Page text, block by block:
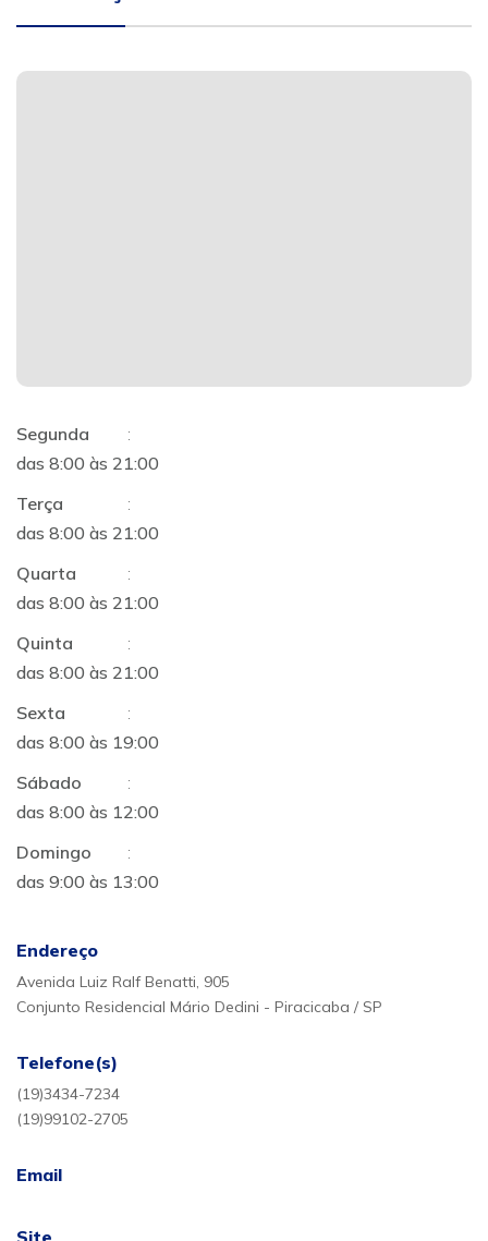
Segunda
:
das 8:00 às 21:00
Terça
:
das 8:00 às 21:00
Quarta
:
das 8:00 às 21:00
Quinta
:
das 8:00 às 21:00
Sexta
:
das 8:00 às 19:00
Sábado
:
das 8:00 às 12:00
Domingo
:
das 9:00 às 13:00
Endereço
Avenida Luiz Ralf Benatti, 905
Conjunto Residencial Mário Dedini - Piracicaba / SP
Telefone(s)
(19)3434-7234
(19)99102-2705
Email
Site